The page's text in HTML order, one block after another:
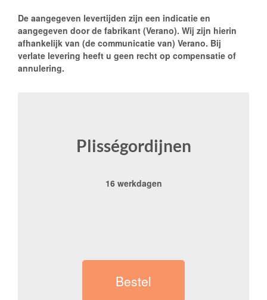
De aangegeven levertijden zijn een indicatie en
aangegeven door de fabrikant (Verano). Wij zijn hierin
afhankelijk van (de communicatie van) Verano. Bij
verlate levering heeft u geen recht op compensatie of
annulering.
Plisségordijnen
16 werkdagen
Bestel